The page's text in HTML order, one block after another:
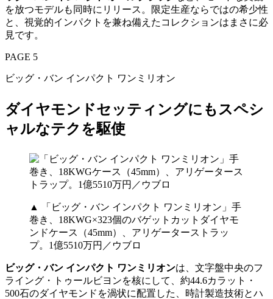
を放つモデルも同時にリリース。限定生産ならではの希少性
と、視覚的インパクトを兼ね備えたコレクションはまさに必
見です。
PAGE 5
ビッグ・バン インパクト ワンミリオン
ダイヤモンドセッティングにもスペシ
ャルなテクを駆使
▲ 「ビッグ・バン インパクト ワンミリオン」手
巻き、18KWG×323個のバゲットカットダイヤモ
ンドケース（45mm）、アリゲーターストラッ
プ。1億5510万円／ウブロ
ビッグ・バン インパクト ワンミリオンは、文字盤中央のフ
ライング・トゥールビヨンを核にして、約44.6カラット・
500石のダイヤモンドを渦状に配置した、時計製造技術とハ